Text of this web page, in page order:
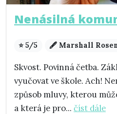
Nenásilná
⭐ 5/5 🖋️ Marshall
Skvost. Povinná četba.
vyučovat ve škole. Ach!
způsob mluvy, kterou
a která je pro... číst dále